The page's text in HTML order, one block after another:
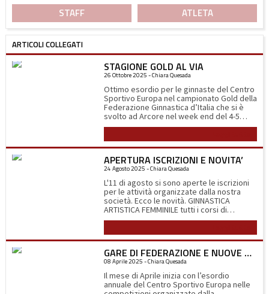
STAFF ATLETA
ARTICOLI COLLEGATI
STAGIONE GOLD AL VIA
26 Ottobre 2025 - Chiara Quesada
Ottimo esordio per le ginnaste del Centro
Sportivo Europa nel campionato Gold della
Federazione Ginnastica d’Italia che si è
svolto ad Arcore nel week end del 4-5
ottobre. Sabato 4 alle 11.00 del mattino
squadra Gold 3b (2014-2012) composta da
Linda Abbà, Matilde Bertoli, Lara
Dell’Acqua, Camilla Fanzago e Giulia
Terraneo. La gara inizia all’attrezzo più
temuto, la trave, nella quale le ginnaste
devono eseguire i loro esercizi ad 1,2
metro da terra su una superficie di 10 cm.
Per tutte ottime esecuzioni che
dimostrano la loro determinazione. Si
prosegue poi con il corpo libero dove
grazie alla loro eleganza ed espressività
ottengono i complimenti della giuria, al
volteggio ottengono tutte punteggi
superiori al 17 (il massimo è 18). La gara si
Al termine del 1° turno di gara le ginnaste
abbiatensi sono prime con 5 punti di
APERTURA ISCRIZIONI E NOVITA’
24 Agosto 2025 - Chiara Quesada
L'11 di agosto si sono aperte le iscrizioni
per le attività organizzate dalla nostra
società. Ecco le novità. GINNASTICA
ARTISTICA FEMMINILE tutti i corsi di
avviamento alla disciplina sono stati
Dio di Abbiategrasso nei giorni di lunedì,
anche i corsi selezionali Intermedi e le
Esordienti. I corsi dell'agonistica e del
promozionale sono invece rimasti nella
sede di via Allende ad Albairate.
GINNASTICA ARTISTICA MASCHILE i corsi si
GARE DI FEDERAZIONE E NUOVE QUALIFICHE CSEN
08 Aprile 2025 - Chiara Quesada
Il mese di Aprile inizia con l’esordio
annuale del Centro Sportivo Europa nelle